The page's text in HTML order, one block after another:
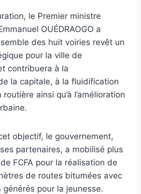
le Premier ministre
OUÉDRAOGO a
des huit voiries revêt un
pour la ville de
contribuera à la
la capitale, à la fluidification
ainsi qu’à l’amélioration
objectif, le gouvernement,
partenaires, a mobilisé plus
FCFA pour la réalisation de
de routes bitumées avec
pour la jeunesse.